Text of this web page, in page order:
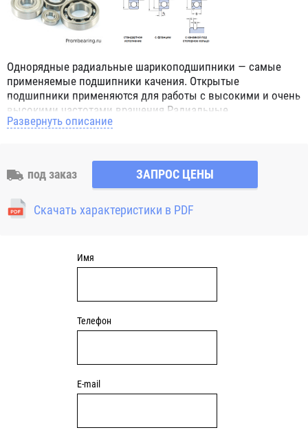
Однорядные радиальные шарикоподшипники — самые
применяемые подшипники качения. Открытые
подшипники применяются для работы с высокими и очень
высокими частотами вращения.Радиальные
шарикоподшипники обозначением 2Z ZZ с обеих сторон
обозначением 2RS 2RS1 2RSH 2RSR имеют с обеих сторон
контактные уплотнения из бутадиен-нитрильного каучука
(NBR) и пригодны для средних частот вращения. Также
поставляются подшипники с бесконтактными
Развернуть описание
под заказ ЗАПРОС ЦЕНЫ
Скачать характеристики в PDF
Имя
Телефон
E-mail